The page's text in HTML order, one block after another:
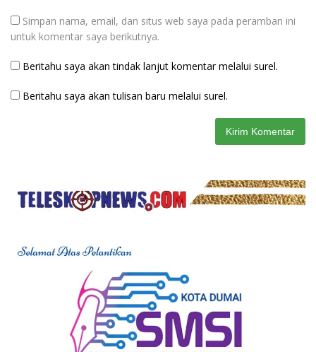
Simpan nama, email, dan situs web saya pada peramban ini
untuk komentar saya berikutnya.
Beritahu saya akan tindak lanjut komentar melalui surel.
Beritahu saya akan tulisan baru melalui surel.